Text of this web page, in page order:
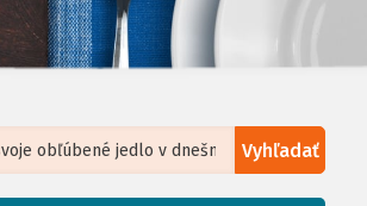
Vyhľadať
, Tiles courtesy ofHumanitarian OpenStreetMap